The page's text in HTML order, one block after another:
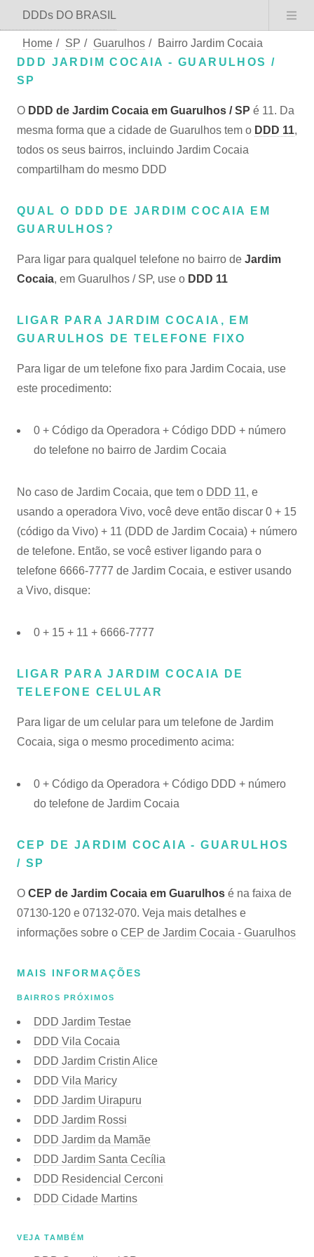
DDDs DO BRASIL
Home / SP / Guarulhos /
Bairro Jardim Cocaia
DDD JARDIM COCAIA - GUARULHOS /
SP
O DDD de Jardim Cocaia em Guarulhos / SP é 11. Da
mesma forma que a cidade de Guarulhos tem o DDD 11,
todos os seus bairros, incluindo Jardim Cocaia
compartilham do mesmo DDD
QUAL O DDD DE JARDIM COCAIA EM
GUARULHOS?
Para ligar para qualquel telefone no bairro de Jardim
Cocaia, em Guarulhos / SP, use o DDD 11
LIGAR PARA JARDIM COCAIA, EM
GUARULHOS DE TELEFONE FIXO
Para ligar de um telefone fixo para Jardim Cocaia, use
este procedimento:
0 + Código da Operadora + Código DDD + número
do telefone no bairro de Jardim Cocaia
No caso de Jardim Cocaia, que tem o DDD 11, e
usando a operadora Vivo, você deve então discar 0 + 15
(código da Vivo) + 11 (DDD de Jardim Cocaia) + número
de telefone. Então, se você estiver ligando para o
telefone 6666-7777 de Jardim Cocaia, e estiver usando
a Vivo, disque:
0 + 15 + 11 + 6666-7777
LIGAR PARA JARDIM COCAIA DE
TELEFONE CELULAR
Para ligar de um celular para um telefone de Jardim
Cocaia, siga o mesmo procedimento acima:
0 + Código da Operadora + Código DDD + número
do telefone de Jardim Cocaia
CEP DE JARDIM COCAIA - GUARULHOS
/ SP
O CEP de Jardim Cocaia em Guarulhos é na faixa de
07130-120 e 07132-070. Veja mais detalhes e
informações sobre o CEP de Jardim Cocaia - Guarulhos
MAIS INFORMAÇÕES
BAIRROS PRÓXIMOS
DDD Jardim Testae
DDD Vila Cocaia
DDD Jardim Cristin Alice
DDD Vila Maricy
DDD Jardim Uirapuru
DDD Jardim Rossi
DDD Jardim da Mamãe
DDD Jardim Santa Cecília
DDD Residencial Cerconi
DDD Cidade Martins
VEJA TAMBÉM